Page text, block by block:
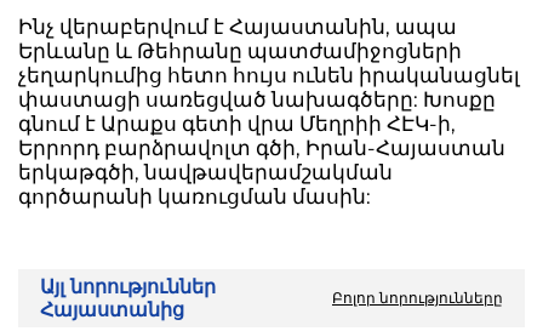
Ինչ վերաբերվում է Հայաստանին, ապա
Երևանը և Թեհրանը պատժամիջոցների
չեղարկումից հետո հույս ունեն իրականացնել
փաստացի սառեցված նախագծերը: Խոսքը
գնում է Արաքս գետի վրա Մեղրիի ՀԷԿ-ի,
Երրորդ բարձրավոլտ գծի, Իրան-Հայաստան
երկաթգծի, նավթավերամշակման
գործարանի կառուցման մասին:
Այլ նորություններ
Հայաստանից
Բոլոր նորությունները